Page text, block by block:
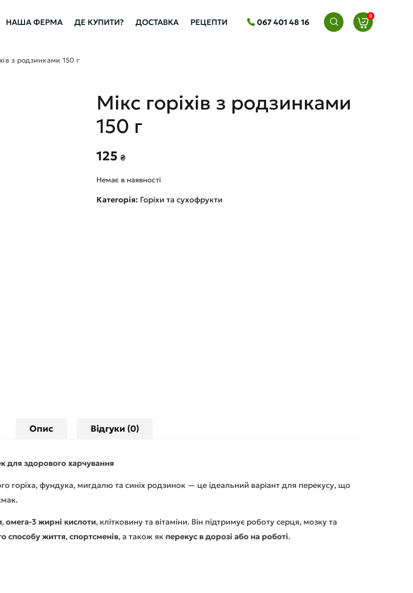
НАША ФЕРМА ДЕ КУПИТИ? ДОСТАВКА РЕЦЕПТИ 067 401 48 16
0
з родзинками 150 г
Мікс горіхів з родзинками
150 г
125 ₴
Немає в наявності
Категорія: Горіхи та сухофрукти
Опис Відгуки (0)
для здорового харчування
горіха, фундука, мигдалю та синіх родзинок — це ідеальний варіант для перекусу, що
, омега-3 жирні кислоти, клітковину та вітаміни. Він підтримує роботу серця, мозку та
способу життя, спортсменів, а також як перекус в дорозі або на роботі.